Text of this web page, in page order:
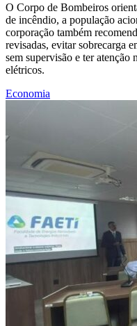
O Corpo de Bombeiros
de incêndio, a população
corporação também
revisadas, evitar sobrecarga
sem supervisão e ter atenção
elétricos.
Economia